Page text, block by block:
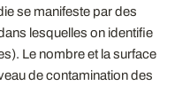
se manifeste par des
lesquelles on identifie
Le nombre et la surface
de contamination des